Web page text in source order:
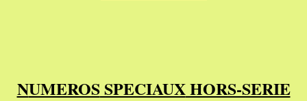
NUMEROSSPECIAUXHORS-SERIE